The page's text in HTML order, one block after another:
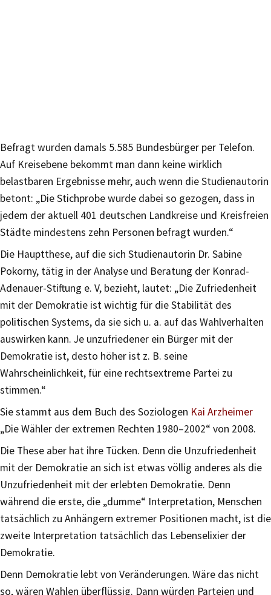
Befragt wurden damals 5.585 Bundesbürger per Telefon.
Auf Kreisebene bekommt man dann keine wirklich
belastbaren Ergebnisse mehr, auch wenn die Studienautorin
betont: „Die Stichprobe wurde dabei so gezogen, dass in
jedem der aktuell 401 deutschen Landkreise und Kreisfreien
Städte mindestens zehn Personen befragt wurden.“
Die Hauptthese, auf die sich Studienautorin Dr. Sabine
Pokorny, tätig in der Analyse und Beratung der Konrad-
Adenauer-Stiftung e. V, bezieht, lautet: „Die Zufriedenheit
mit der Demokratie ist wichtig für die Stabilität des
politischen Systems, da sie sich u. a. auf das Wahlverhalten
auswirken kann. Je unzufriedener ein Bürger mit der
Demokratie ist, desto höher ist z. B. seine
Wahrscheinlichkeit, für eine rechtsextreme Partei zu
stimmen.“
Sie stammt aus dem Buch des Soziologen Kai Arzheimer
„Die Wähler der extremen Rechten 1980–2002“ von 2008.
Die These aber hat ihre Tücken. Denn die Unzufriedenheit
mit der Demokratie an sich ist etwas völlig anderes als die
Unzufriedenheit mit der erlebten Demokratie. Denn
während die erste, die „dumme“ Interpretation, Menschen
tatsächlich zu Anhängern extremer Positionen macht, ist die
zweite Interpretation tatsächlich das Lebenselixier der
Demokratie.
Denn Demokratie lebt von Veränderungen. Wäre das nicht
so, wären Wahlen überflüssig. Dann würden Parteien und